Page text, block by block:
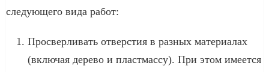
следующего вида работ:
Просверливать отверстия в разных материалах
(включая дерево и пластмассу). При этом имеется